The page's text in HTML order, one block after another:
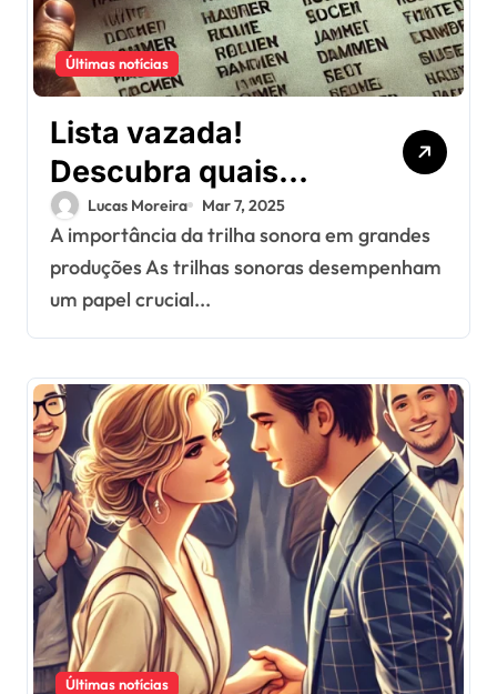
Últimas notícias
Lista vazada!
Descubra quais
artistas estarão na
trilha sonora do
próximo blockbuster
Lucas Moreira Mar 7, 2025
A importância da trilha sonora em grandes
produções As trilhas sonoras desempenham
um papel crucial...
Últimas notícias